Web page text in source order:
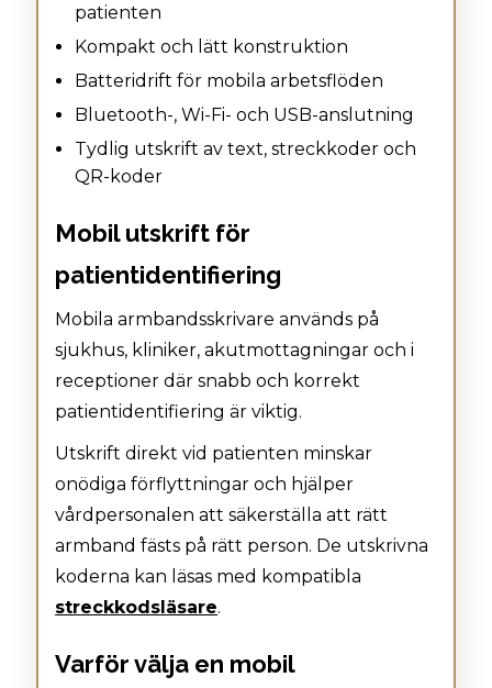
patienten
Kompakt och lätt konstruktion
Batteridrift för mobila arbetsflöden
Bluetooth-, Wi-Fi- och USB-anslutning
Tydlig utskrift av text, streckkoder och
QR-koder
Mobil utskrift för
patientidentifiering
Mobila armbandsskrivare används på
sjukhus, kliniker, akutmottagningar och i
receptioner där snabb och korrekt
patientidentifiering är viktig.
Utskrift direkt vid patienten minskar
onödiga förflyttningar och hjälper
vårdpersonalen att säkerställa att rätt
armband fästs på rätt person. De utskrivna
koderna kan läsas med kompatibla
streckkodsläsare.
Varför välja en mobil